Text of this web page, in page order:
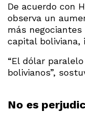
De acuerdo con
observa un
más
capital boliviana,
“El dólar
bolivianos”,
No es